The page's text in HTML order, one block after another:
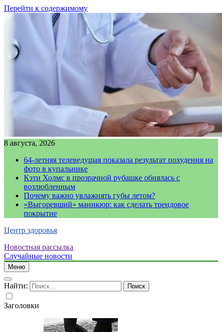
Перейти к содержимому
8 августа, 2026
64-летняя телеведущая показала результат похудения на
фото в купальнике
Кэти Холмс в прозрачной рубашке обнялась с
возлюбленным
Почему важно увлажнять губы летом?
«Выгоревший» маникюр: как сделать трендовое
покрытие
Центр здоровья
Новостная рассылка
Случайные новости
Меню
Найти:
Заголовки